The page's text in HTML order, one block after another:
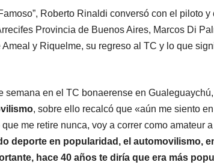
Roberto Rinaldi conversó con el piloto y
Provincia de Buenos Aires, Marcos Di
y Riquelme, su regreso al TC y lo que
semana en el TC bonaerense en
, sobre ello recalcó que «aún me siento
me retire nunca, voy a correr como amateur
deporte en popularidad, el automovilismo,
hace 40 años te diría que era más